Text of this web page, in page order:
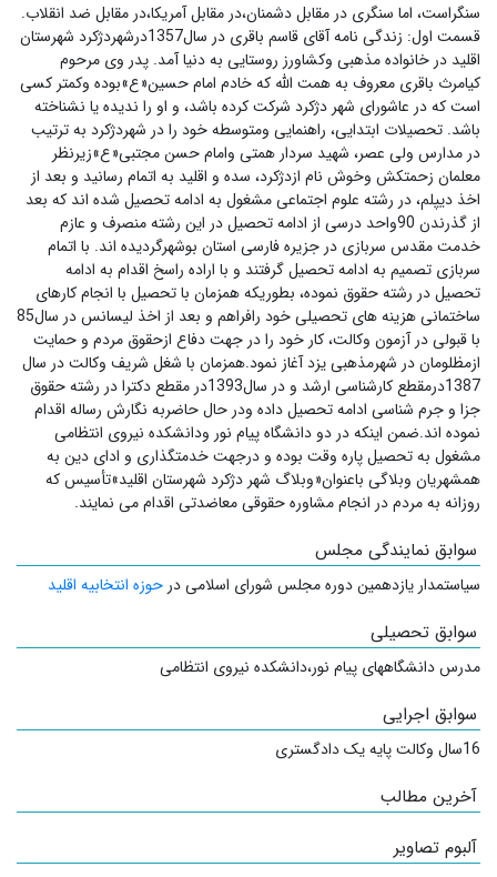
سنگراست، اما سنگری در مقابل دشمنان،در مقابل آمریکا،‌در مقابل ضد انقلاب.
قسمت اول: زندگی نامه آقای قاسم باقری در سال1357درشهردژکرد شهرستان
اقلید در خانواده مذهبی وکشاورز روستایی به دنیا آمد. پدر وی مرحوم
کیامرث باقری معروف به همت الله که خادم امام حسین«ع»بوده وکمتر کسی
است که در عاشورای شهر دژکرد شرکت کرده باشد، و او را ندیده یا نشناخته
باشد. تحصیلات ابتدایی، راهنمایی ومتوسطه خود را در شهردژکرد به ترتیب
در مدارس ولی عصر، شهید سردار همتی وامام حسن مجتبی«ع»زیرنظر
معلمان زحمتکش وخوش نام ازدژکرد، سده و اقلید به اتمام رسانید و بعد از
اخذ دیپلم، در رشته علوم اجتماعی مشغول به ادامه تحصیل شده اند که بعد
از گذرندن 90واحد درسی از ادامه تحصیل در این رشته منصرف و عازم
خدمت مقدس سربازی در جزیره فارسی استان بوشهرگردیده اند. با اتمام
سربازی تصمیم به ادامه تحصیل گرفتند و با اراده راسخ اقدام به ادامه
تحصیل در رشته حقوق نموده، بطوریکه همزمان با تحصیل با انجام کارهای
ساختمانی هزینه های تحصیلی خود رافراهم و بعد از اخذ لیسانس در سال85
با قبولی در آزمون وکالت، کار خود را در جهت دفاع ازحقوق مردم و حمایت
ازمظلومان در شهرمذهبی یزد آغاز نمود.همزمان با شغل شریف وکالت در سال
1387درمقطع کارشناسی ارشد و در سال1393در مقطع دکترا در رشته حقوق
جزا و جرم شناسی ادامه تحصیل داده ودر حال حاضربه نگارش رساله اقدام
نموده اند.ضمن اینکه در دو دانشگاه پیام نور ودانشکده نیروی انتظامی
مشغول به تحصیل پاره وقت بوده و درجهت خدمتگذاری و ادای دین به
همشهریان وبلاگی باعنوان«وبلاگ شهر دژکرد شهرستان اقلید»تأسیس که
روزانه به مردم در انجام مشاوره حقوقی معاضدتی اقدام می نمایند.
سوابق نمایندگی مجلس
سیاستمدار یازدهمین دوره مجلس شورای اسلامی در حوزه انتخابیه اقلید
سوابق تحصیلی
مدرس دانشگاههای پیام نور،دانشکده نیروی انتظامی
سوابق اجرایی
16سال وکالت پایه یک دادگستری
آخرین مطالب
آلبوم تصاویر